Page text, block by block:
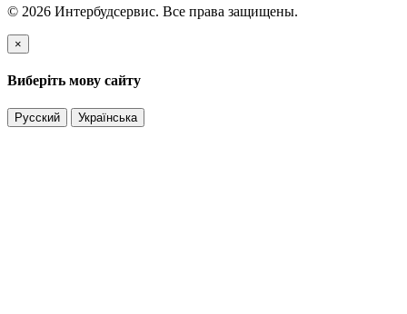
© 2026 Интербудсервис. Все права защищены.
×
Виберіть мову сайту
Русский Українська